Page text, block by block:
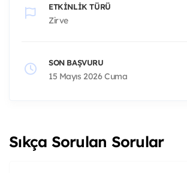
ETKINLIK TÜRÜ
Zirve
SON BAŞVURU
15 Mayıs 2026 Cuma
Sıkça Sorulan Sorular